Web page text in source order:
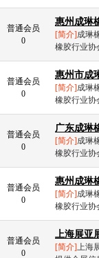
普通会员
0
惠州成琳
[简介]成琳
橡胶行业
普通会员
0
惠州市成
[简介]成琳
橡胶行业
普通会员
0
广东成琳
[简介]成琳
橡胶行业
普通会员
0
惠州成琳
[简介]成琳
橡胶行业
普通会员
0
上海展亚
[简介]上海